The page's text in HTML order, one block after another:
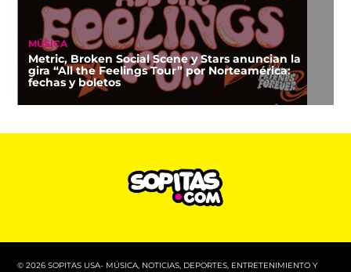
MÚSICA
Metric, Broken Social Scene y Stars anuncian la
gira “All the Feelings Tour” por Norteamérica:
fechas y boletos
© 2026 SOPITAS USA- MÚSICA, NOTICIAS, DEPORTES, ENTRETENIMIENTO Y